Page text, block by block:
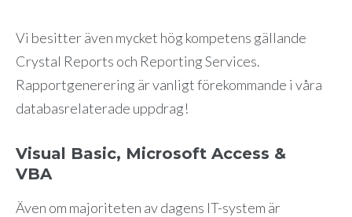
Vi besitter även mycket hög kompetens gällande
Crystal Reports och Reporting Services.
Rapportgenerering är vanligt förekommande i våra
databasrelaterade uppdrag!
Visual Basic, Microsoft Access &
VBA
Även om majoriteten av dagens IT-system är